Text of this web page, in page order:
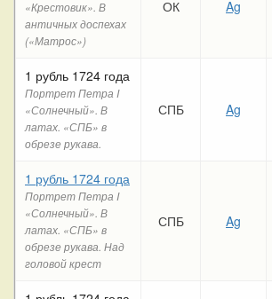
«Крестовик». В
античных доспехах
(«Матрос»)
ОК Ag
1 рубль 1724 года
Портрет Петра I
«Солнечный». В
латах. «СПБ» в
обрезе рукава.
СПБ Ag
1 рубль 1724 года
Портрет Петра I
«Солнечный». В
латах. «СПБ» в
обрезе рукава. Над
головой крест
СПБ Ag